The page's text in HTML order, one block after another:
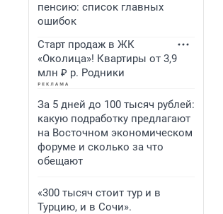
пенсию: список главных
ошибок
Старт продаж в ЖК
«Околица»! Квартиры от 3,9
млн ₽ р. Родники
За 5 дней до 100 тысяч рублей:
какую подработку предлагают
на Восточном экономическом
форуме и сколько за что
обещают
«300 тысяч стоит тур и в
Турцию, и в Сочи».